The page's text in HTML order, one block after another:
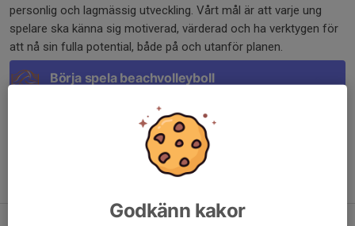
personlig och lagmässig utveckling. Vårt mål är att varje ung
spelare ska känna sig motiverad, värderad och ha verktygen för
att nå sin fulla potential, både på och utanför planen.
Börja spela beachvolleyboll
Start playing beachvolley
Klicka här för intresseanmälan
Godkänn kakor